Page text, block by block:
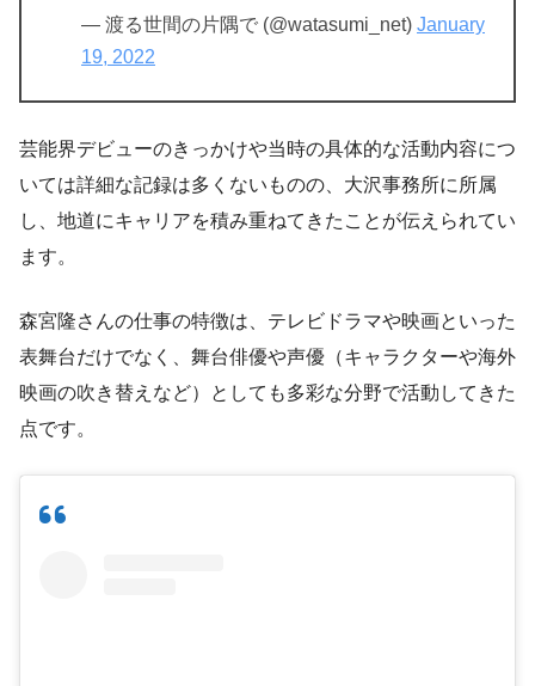
— 渡る世間の片隅で (@watasumi_net) January
19, 2022
芸能界デビューのきっかけや当時の具体的な活動内容につ
いては詳細な記録は多くないものの、大沢事務所に所属
し、地道にキャリアを積み重ねてきたことが伝えられてい
ます。
森宮隆さんの仕事の特徴は、テレビドラマや映画といった
表舞台だけでなく、舞台俳優や声優（キャラクターや海外
映画の吹き替えなど）としても多彩な分野で活動してきた
点です。